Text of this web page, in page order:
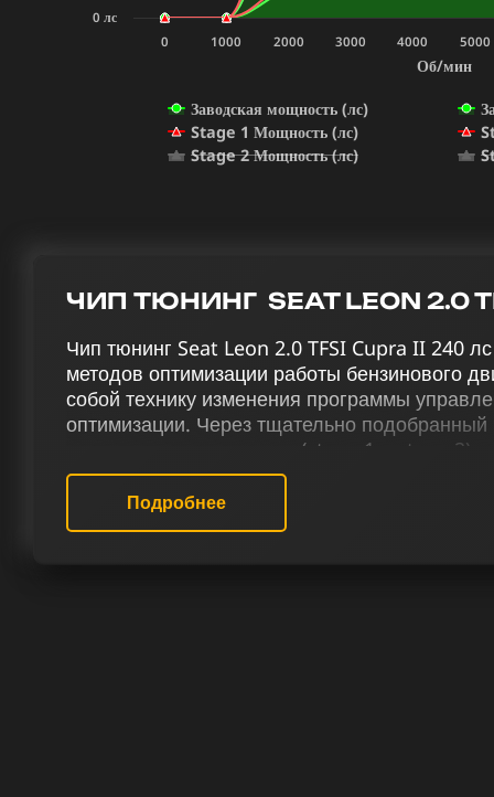
Об/мин
Заводская мощность (лс)
Stage 1 Мощность (лс)
Stage 2 Мощность (лс)
0 1000 2000 3000 4000 5000
0 лс
ЧИП ТЮНИНГ SEAT LEON 2.0
Чип тюнинг Seat Leon 2.0 TFSI Cupra II 240
методов оптимизации работы бензинового
собой технику изменения программы
оптимизации. Через тщательно подобранный
включающих чип тюнинг (stage 1 и stage 2),
деактивацию Evap и EGR, активацию
терморегуляции и снятие ограничения
Cupra II 240 лс достигает нового уровня
Подробнее